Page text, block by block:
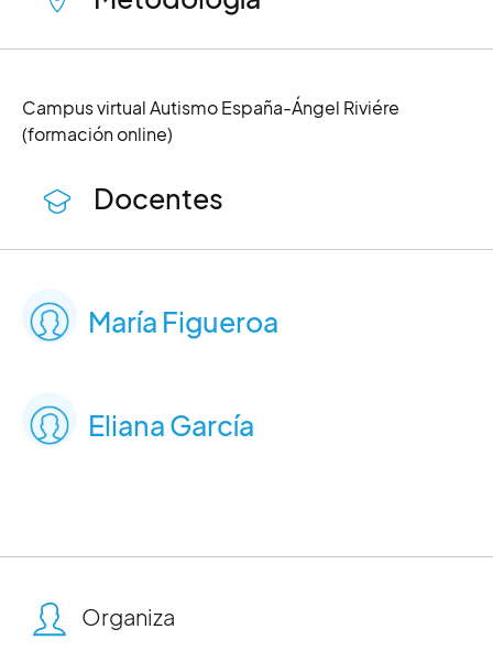
Campus virtual Autismo España-Ángel Riviére
(formación online)
Docentes
María Figueroa
Eliana García
Organiza